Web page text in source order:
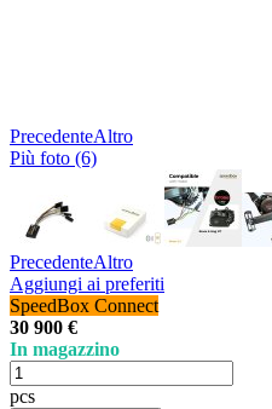
PrecedenteAltro
Più foto (6)
PrecedenteAltro
Aggiungi ai preferiti
SpeedBox Connect
30 900 €
In magazzino
pcs